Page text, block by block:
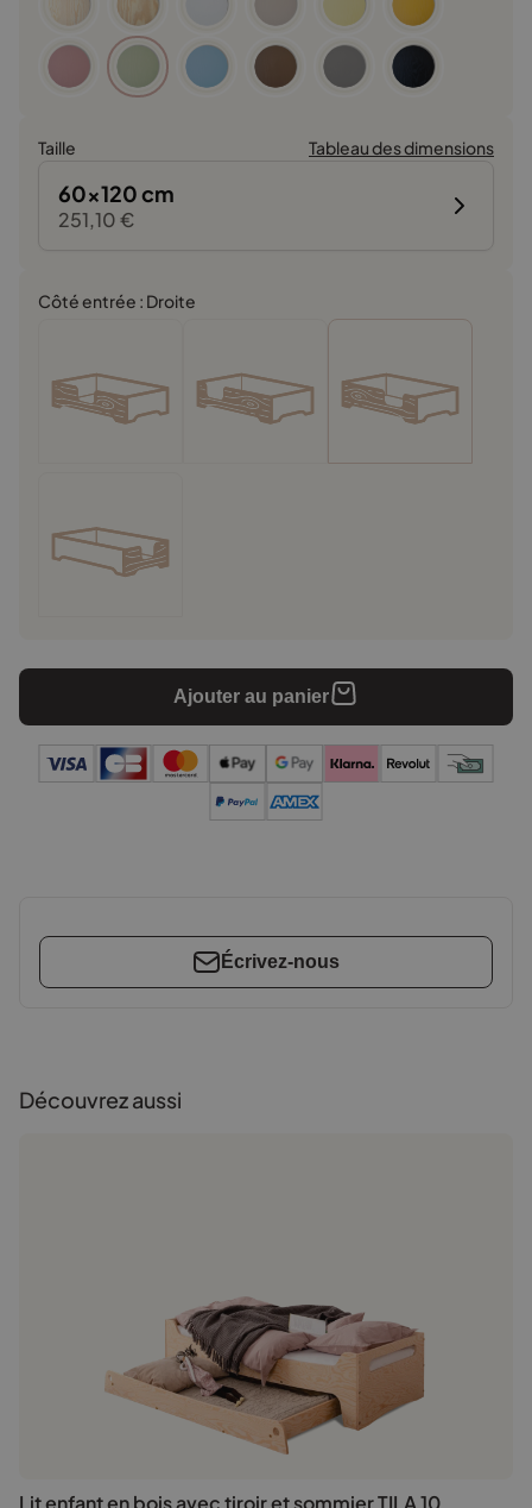
Taille Tableau des dimensions
60x120 cm
251,10€
Côté entrée : Droite
Ajouter au panier
Écrivez-nous
Découvrez aussi
Lit enfant en bois avec tiroir et sommier TILA 10